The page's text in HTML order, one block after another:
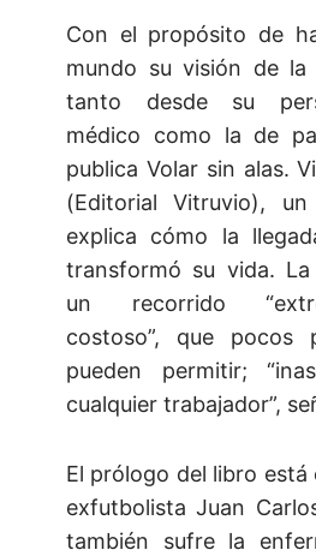
Con el propósito de
mundo su visión de la
tanto desde su
médico como la de
publica Volar sin alas.
(Editorial Vitruvio),
explica cómo la
transformó su vida. La
un recorrido
costoso”, que pocos
pueden permitir;
cualquier trabajador”,
El prólogo del libro está
exfutbolista Juan
también sufre la